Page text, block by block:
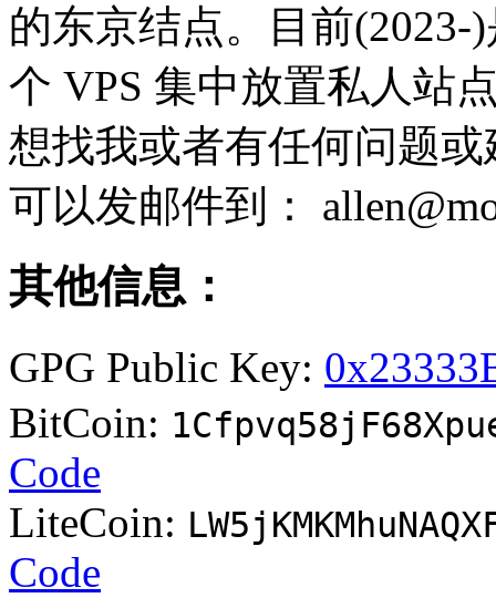
的东京结点。目前
个 VPS 集中放置私人站
想找我或者有任何问题
可以发邮件到：
其他信息：
GPG Public Key:
BitCoin:
Code
LiteCoin:
Code